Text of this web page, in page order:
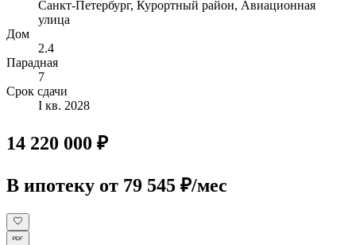
Санкт-Петербург, Курортный район, Авиационная
улица
Дом
2.4
Парадная
7
Срок сдачи
I кв. 2028
14 220 000 ₽
В ипотеку от 79 545 ₽/мес